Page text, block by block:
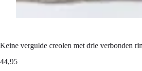
Keine vergulde creolen met drie verbonden
44,95